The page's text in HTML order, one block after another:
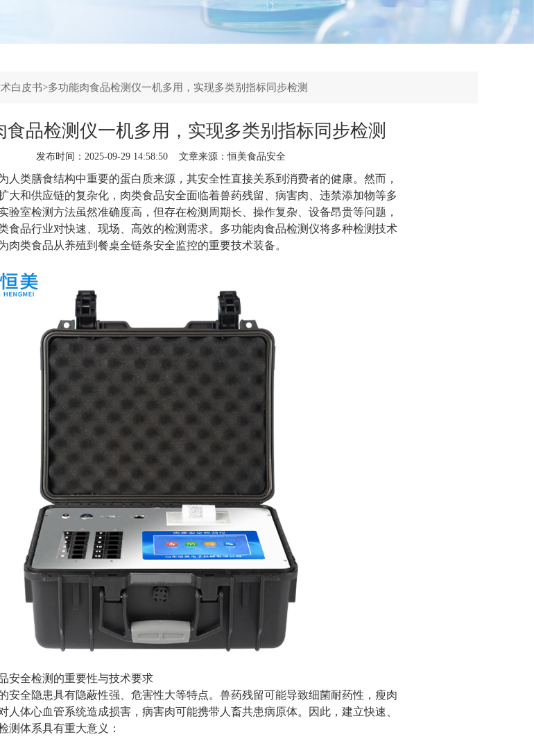
白皮书>多功能肉食品检测仪一机多用，实现多类别指标同步检测
食品检测仪一机多用，实现多类别指标同步检测
发布时间：2025-09-29 14:58:50 文章来源：恒美食品安全
人类膳食结构中重要的蛋白质来源，其安全性直接关系到消费者的健康。然而，
大和供应链的复杂化，肉类食品安全面临着兽药残留、病害肉、违禁添加物等多
验室检测方法虽然准确度高，但存在检测周期长、操作复杂、设备昂贵等问题，
食品行业对快速、现场、高效的检测需求。 多功能肉食品检测仪将多种检测技术
肉类食品从养殖到餐桌全链条安全监控的重要技术装备。
安全检测的重要性与技术要求
安全隐患具有隐蔽性强、危害性大等特点。兽药残留可能导致细菌耐药性，瘦肉
人体心血管系统造成损害，病害肉可能携带人畜共患病原体。因此，建立快速、
测体系具有重大意义：